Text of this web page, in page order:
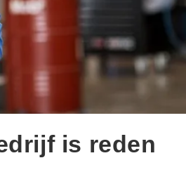
is reden